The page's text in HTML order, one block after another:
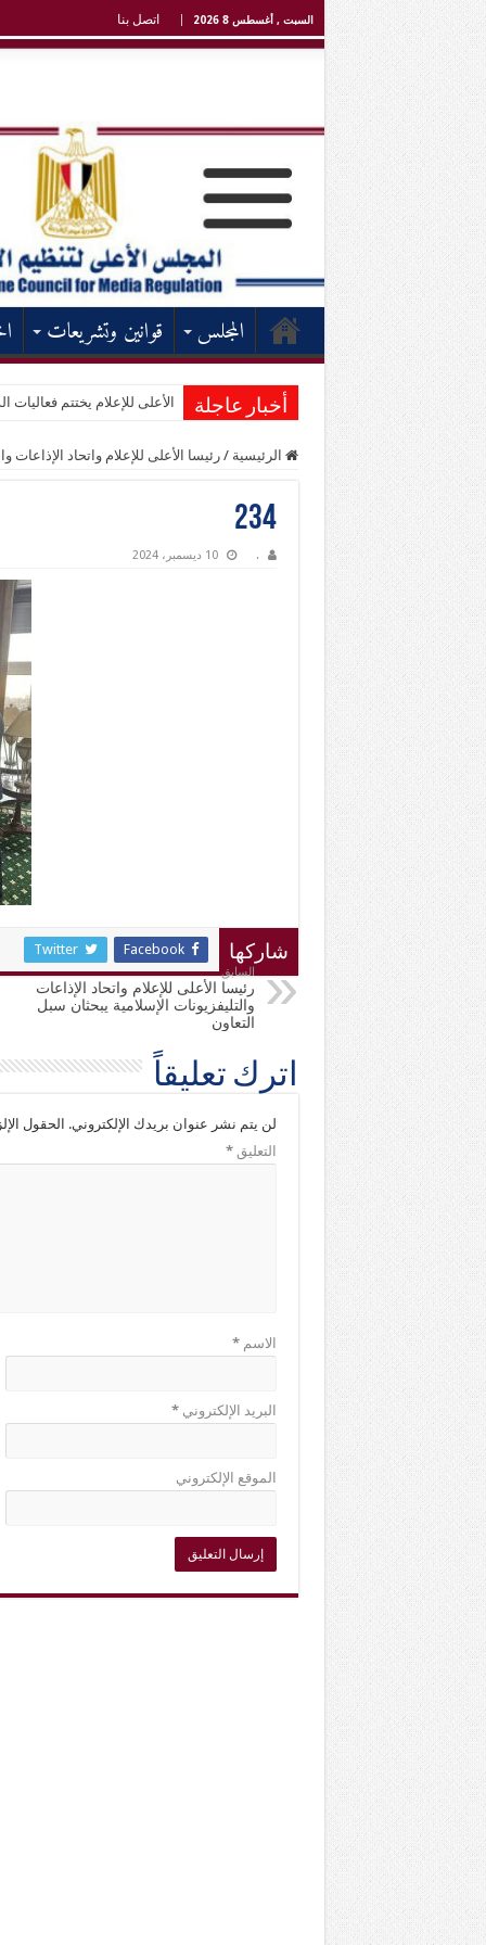
السبت , أغسطس 8 2026 اتصل بنا
المجلس قوانين وتشريعات
أخبار عاجلة الأعلى للإعلام يختتم فعاليات
الرئيسية / رئيسا الأعلى للإعلام واتحاد الإذاعات
234
. 10 ديسمبر، 2024
شاركها Facebook
Twitter
السابق
رئيسا الأعلى للإعلام واتحاد الإذاعات
والتليفزيونات الإسلامية يبحثان سبل
التعاون
اترك تعليقاً
لن يتم نشر عنوان بريدك الإلكتروني. الحقول
التعليق*
الاسم*
البريد الإلكتروني*
الموقع الإلكتروني